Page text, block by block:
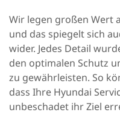
Wir legen großen Wert
und das spiegelt sich
wider. Jedes Detail
den optimalen Schutz
zu gewährleisten. So
dass Ihre Hyundai
unbeschadet ihr Ziel